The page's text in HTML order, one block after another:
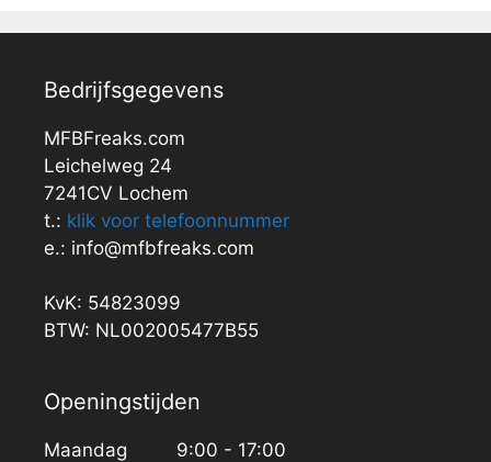
Bedrijfsgegevens
MFBFreaks.com
Leichelweg 24
7241CV Lochem
t.: klik voor telefoonnummer
e.: info@mfbfreaks.com
KvK: 54823099
BTW: NL002005477B55
Openingstijden
Maandag
9:00 - 17:00